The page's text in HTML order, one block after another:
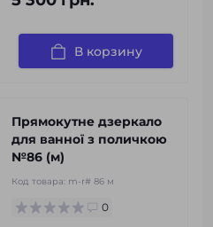
В корзину
Прямокутне дзеркало
для ванної з поличкою
№86 (м)
Код товара: m-r# 86 м
0